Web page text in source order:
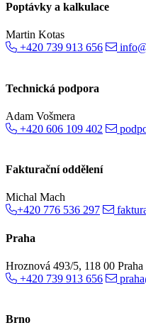
Poptávky a kalkulace
Martin Kotas
+420 739 913 656
Technická podpora
Adam Vošmera
+420 606 109 402
Fakturační oddělení
Michal Mach
+420 776 536 297
Praha
Hroznová 493/5, 118 00 Praha
+420 739 913 656
Brno